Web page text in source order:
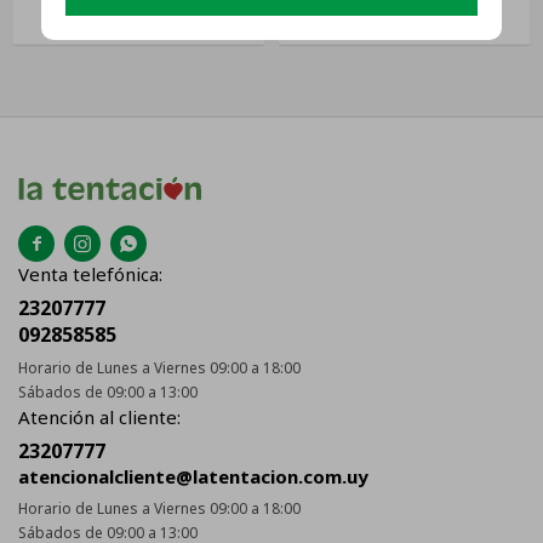
  
Venta telefónica:
23207777
092858585
Horario de Lunes a Viernes 09:00 a 18:00
Sábados de 09:00 a 13:00
Atención al cliente:
23207777
atencionalcliente@latentacion.com.uy
Horario de Lunes a Viernes 09:00 a 18:00
Sábados de 09:00 a 13:00